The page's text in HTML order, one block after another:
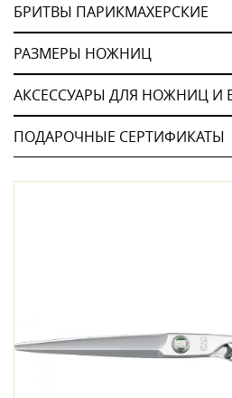
БРИТВЫ ПАРИКМАХЕРСКИЕ
РАЗМЕРЫ НОЖНИЦ
АКСЕССУАРЫ ДЛЯ НОЖНИЦ И
ПОДАРОЧНЫЕ СЕРТИФИКАТЫ